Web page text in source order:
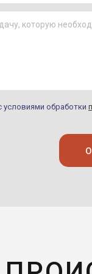
условиями обработки